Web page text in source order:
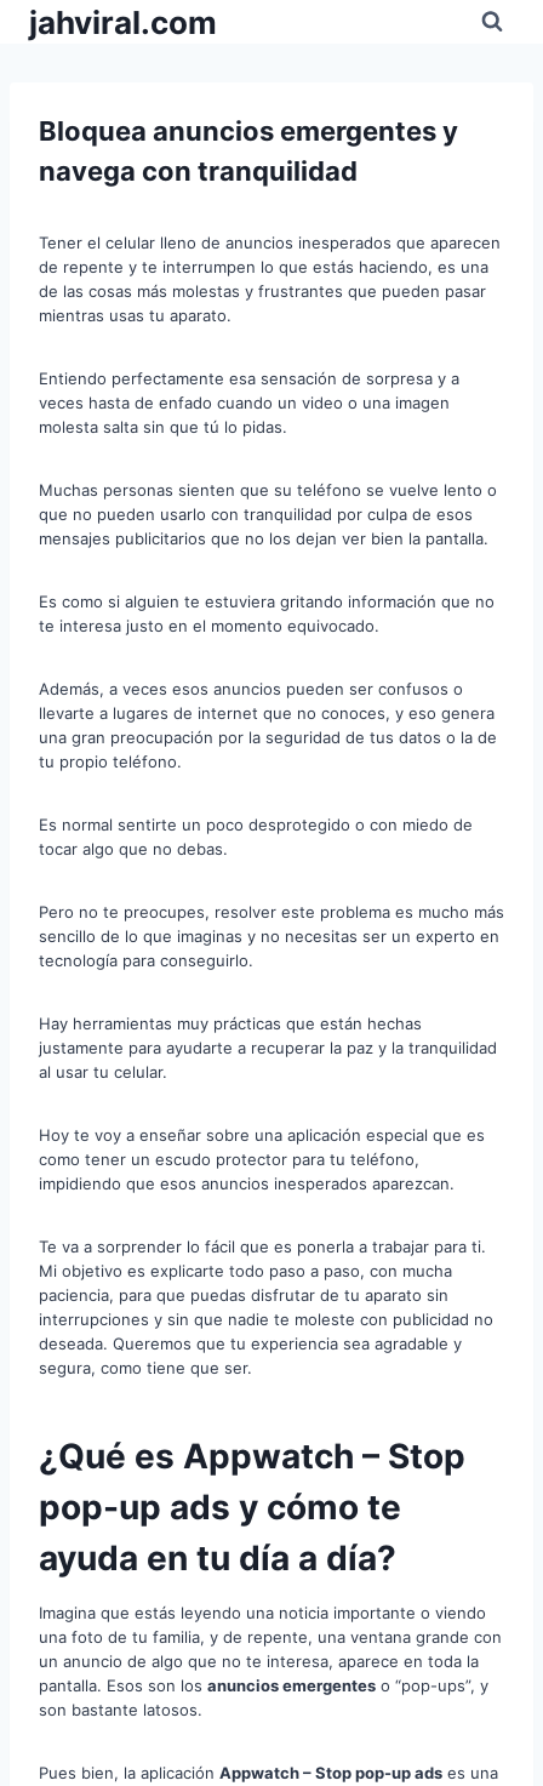
Pular
parajahviral.com
Bloquea anuncios emergentes y
navega con tranquilidad
Tener el celular lleno de anuncios inesperados que aparecen
de repente y te interrumpen lo que estás haciendo, es una
de las cosas más molestas y frustrantes que pueden pasar
mientras usas tu aparato.
Entiendo perfectamente esa sensación de sorpresa y a
veces hasta de enfado cuando un video o una imagen
molesta salta sin que tú lo pidas.
Muchas personas sienten que su teléfono se vuelve lento o
que no pueden usarlo con tranquilidad por culpa de esos
mensajes publicitarios que no los dejan ver bien la pantalla.
Es como si alguien te estuviera gritando información que no
te interesa justo en el momento equivocado.
Además, a veces esos anuncios pueden ser confusos o
llevarte a lugares de internet que no conoces, y eso genera
una gran preocupación por la seguridad de tus datos o la de
tu propio teléfono.
Es normal sentirte un poco desprotegido o con miedo de
tocar algo que no debas.
Pero no te preocupes, resolver este problema es mucho más
sencillo de lo que imaginas y no necesitas ser un experto en
tecnología para conseguirlo.
Hay herramientas muy prácticas que están hechas
justamente para ayudarte a recuperar la paz y la tranquilidad
al usar tu celular.
Hoy te voy a enseñar sobre una aplicación especial que es
como tener un escudo protector para tu teléfono,
impidiendo que esos anuncios inesperados aparezcan.
Te va a sorprender lo fácil que es ponerla a trabajar para ti.
Mi objetivo es explicarte todo paso a paso, con mucha
paciencia, para que puedas disfrutar de tu aparato sin
interrupciones y sin que nadie te moleste con publicidad no
deseada. Queremos que tu experiencia sea agradable y
segura, como tiene que ser.
¿Qué es Appwatch – Stop
pop-up ads y cómo te
ayuda en tu día a día?
Imagina que estás leyendo una noticia importante o viendo
una foto de tu familia, y de repente, una ventana grande con
un anuncio de algo que no te interesa, aparece en toda la
pantalla. Esos son los anuncios emergentes o “pop-ups”, y
son bastante latosos.
Pues bien, la aplicación Appwatch – Stop pop-up ads es una